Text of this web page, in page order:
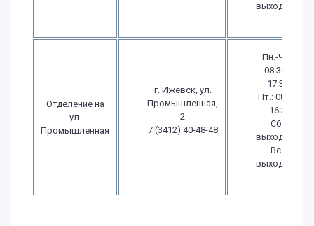
выходной
Отделение на
ул.
Промышленная
г. Ижевск, ул.
Промышленная,
2
7 (3412) 40-48-48
Пн.-Чт.:
08:30 -
17:30
Пт.: 08:30
- 16:30
Сб.:
выходной
Вс.:
выходной